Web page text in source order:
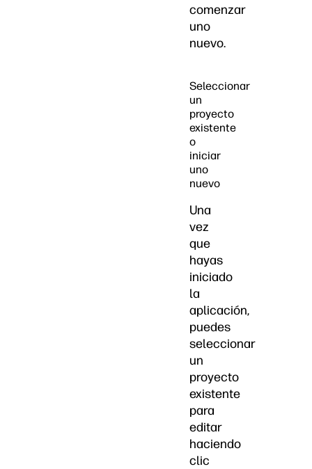
comenzar
uno
nuevo.
Seleccionar
un
proyecto
existente
o
iniciar
uno
nuevo
Una
vez
que
hayas
iniciado
la
aplicación,
puedes
seleccionar
un
proyecto
existente
para
editar
haciendo
clic